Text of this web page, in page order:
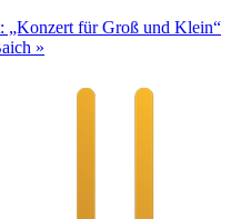
„Konzert für Groß und Klein“
»